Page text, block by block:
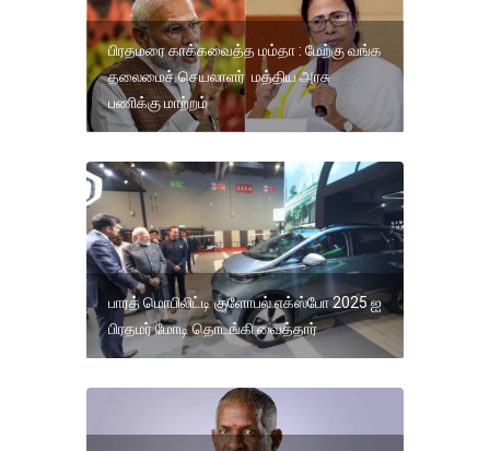
பிரதமரை காக்கவைத்த மம்தா : மேற்கு வங்க
தலைமைச் செயலாளர் மத்திய அரசு
பணிக்கு மாற்றம்
பாரத் மொபிலிட்டி குளோபல் எக்ஸ்போ 2025 ஐ
பிரதமர் மோடி தொடங்கி வைத்தார்